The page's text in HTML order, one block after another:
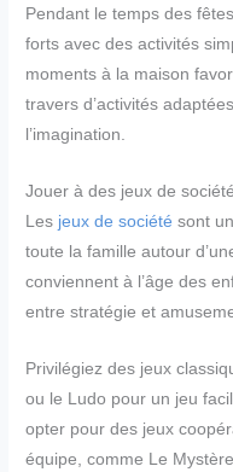
Pendant le temps des
forts avec des activités
moments à la maison
travers d’activités
l’imagination.
Jouer à des jeux de société
Les jeux de société sont
toute la famille autour
conviennent à l’âge des
entre stratégie et
Privilégiez des jeux
ou le Ludo pour un jeu
opter pour des jeux
équipe, comme Le